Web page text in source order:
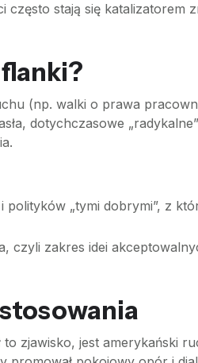
stają się katalizatorem
(np. walki o prawa
dotychczasowe
polityków „tymi dobrymi”, z
czyli zakres idei
zjawisko, jest amerykański